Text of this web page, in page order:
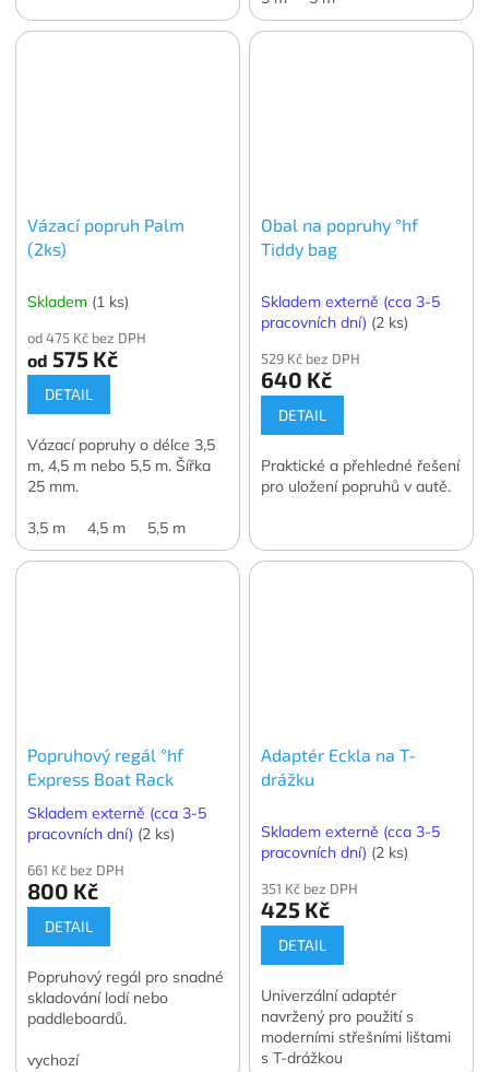
Vázací popruh Palm
(2ks)
Skladem (1 ks)
od 475 Kč bez DPH
od 575 Kč
DETAIL
Vázací popruhy o délce 3,5
m, 4,5 m nebo 5,5 m. Šířka
25 mm.
3,5 m 4,5 m 5,5 m
Obal na popruhy °hf
Tiddy bag
Skladem externě (cca 3-5
pracovních dní) (2 ks)
529 Kč bez DPH
640 Kč
DETAIL
Praktické a přehledné řešení
pro uložení popruhů v autě.
Popruhový regál °hf
Express Boat Rack
Skladem externě (cca 3-5
pracovních dní) (2 ks)
661 Kč bez DPH
800 Kč
DETAIL
Popruhový regál pro snadné
skladování lodí nebo
paddleboardů.
vychozí
Adaptér Eckla na T-
drážku
Skladem externě (cca 3-5
pracovních dní) (2 ks)
351 Kč bez DPH
425 Kč
DETAIL
Univerzální adaptér
navržený pro použití s
moderními střešními lištami
s T-drážkou